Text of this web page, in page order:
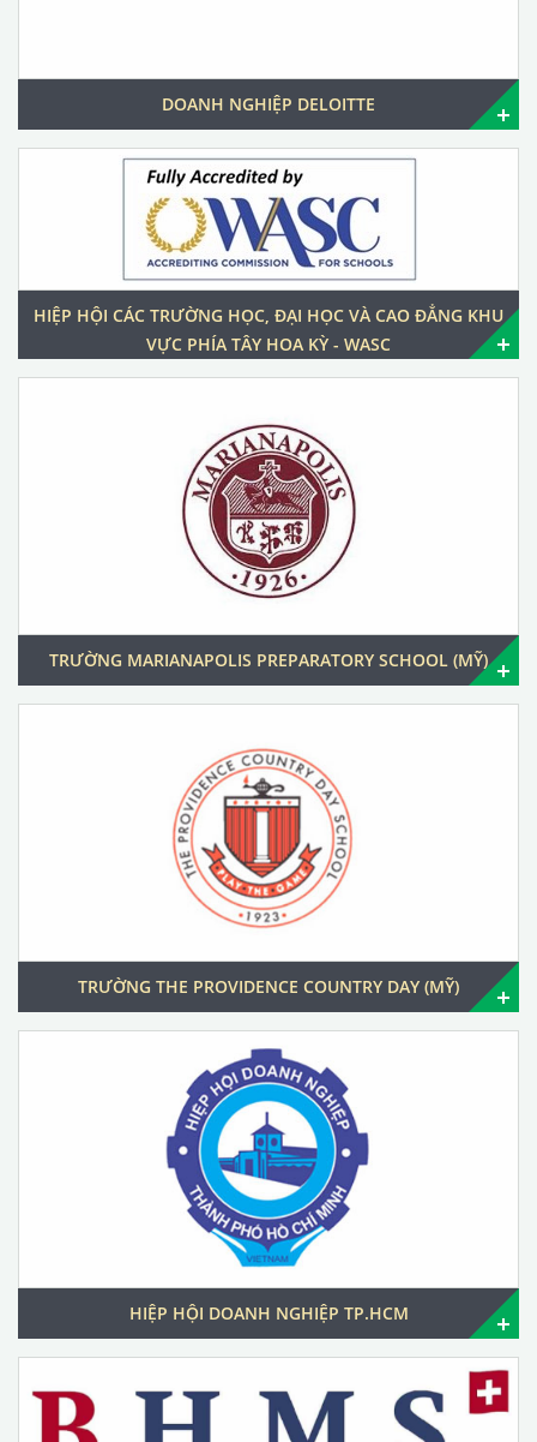
DOANH NGHIỆP DELOITTE
HIỆP HỘI CÁC TRƯỜNG HỌC, ĐẠI HỌC VÀ CAO ĐẲNG KHU
VỰC PHÍA TÂY HOA KỲ - WASC
TRƯỜNG MARIANAPOLIS PREPARATORY SCHOOL (MỸ)
TRƯỜNG THE PROVIDENCE COUNTRY DAY (MỸ)
HIỆP HỘI DOANH NGHIỆP TP.HCM